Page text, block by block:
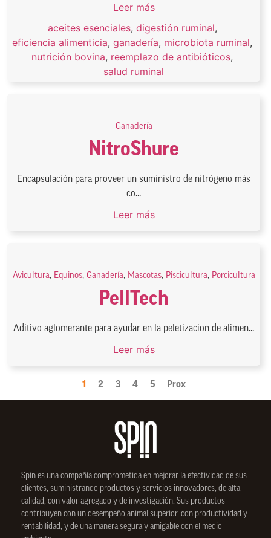
Leer más
aceites esenciales, digestión ruminal,
eficiencia alimenticia, ganadería, microbiota ruminal,
nutrición bovina, reemplazo de antibióticos,
salud ruminal
Ganadería
NitroShure
Encapsulación para proveer un suministro de nitrógeno más
co...
Leer más
Avicultura, Equinos, Ganadería, Mascotas, Piscicultura, Porcicultura
PellTech
Aditivo aglomerante para ayudar en la peletizacion de alimen...
Leer más
1 2 3 4 5 Prox
Spin es una compañía comprometida en mejorar la efectividad de sus
clientes, suministrando productos y servicios innovadores, de alta
calidad, con valor agregado y de investigación. Sus productos
contribuyen con un desempeño animal superior, con productividad y
rentabilidad, y de una manera segura y amigable con el medio